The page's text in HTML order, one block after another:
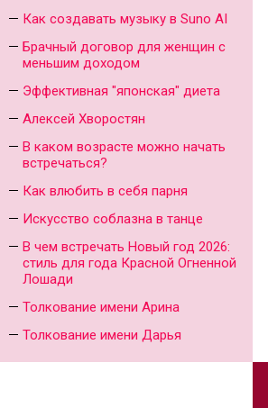
Как создавать музыку в Suno AI
Брачный договор для женщин с
меньшим доходом
Эффективная "японская" диета
Алексей Хворостян
В каком возрасте можно начать
встречаться?
Как влюбить в себя парня
Искусство соблазна в танце
В чем встречать Новый год 2026:
стиль для года Красной Огненной
Лошади
Толкование имени Арина
Толкование имени Дарья